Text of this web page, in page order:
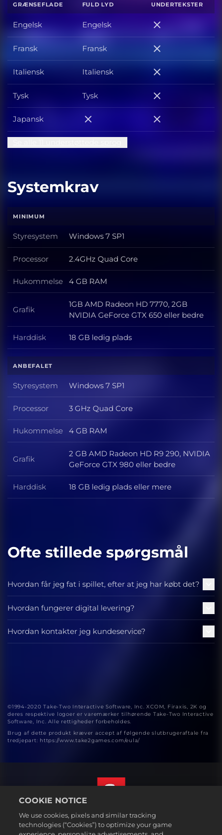
GRÆNSEFLADE FULD LYD UNDERTEKSTER
Engelsk Engelsk
Engelsk
Fransk
Fransk
Fransk
Italiensk
Italiensk
Italiensk
Tysk
Tysk
Tysk
Japansk
Japansk
Japansk
Systemkrav
MINIMUM
Styresystem Styresystem
Windows 7 SP1
Processor Processor
2.4GHz Quad Core
Hukommelse Hukommelse
4 GB RAM
Grafik Grafik
1GB AMD Radeon HD 7770, 2GB
NVIDIA GeForce GTX 650 eller bedre
Harddisk Harddisk
18 GB ledig plads
ANBEFALET
Styresystem Styresystem
Windows 7 SP1
Processor Processor
3 GHz Quad Core
Hukommelse Hukommelse
4 GB RAM
Grafik Grafik
2 GB AMD Radeon HD R9 290, NVIDIA
GeForce GTX 980 eller bedre
Harddisk Harddisk
18 GB ledig plads eller mere
Ofte stillede spørgsmål
Hvordan får jeg fat i spillet, efter at jeg har købt det?
Hvordan fungerer digital levering?
Hvordan kontakter jeg kundeservice?
©1994-2020 Take-Two Interactive Software, Inc. XCOM, Firaxis, 2K og
deres respektive logoer er varemærker tilhørende Take-Two Interactive
Software, Inc. Alle rettigheder forbeholdes.
Brug af dette produkt kræver accept af følgende slutbrugeraftale fra
tredjepart: https://www.take2games.com/eula/
Juridiske oplysninger
Dansk
COOKIE NOTICE
We use cookies, pixels and similar tracking
technologies (“Cookies”) to optimize your game